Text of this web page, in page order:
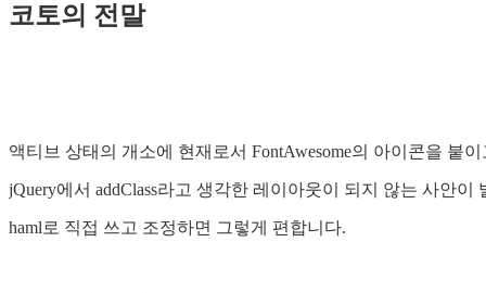
코토의 전말
액티브 상태의 개소에 현재로서 FontAwesome의 아이콘을 붙
jQuery에서 addClass라고 생각한 레이아웃이 되지 않는 사안이
haml로 직접 쓰고 조정하면 그렇게 편합니다.